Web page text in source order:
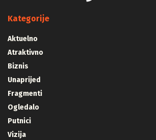
Kategorije
Aktuelno
Atraktivno
Biznis
Unaprijed
Fragmenti
Ogledalo
Putnici
Vizija